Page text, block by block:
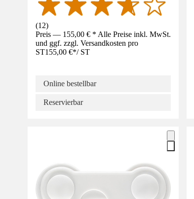
(12)
Preis — 155,00 € * Alle Preise inkl. MwSt.
und ggf. zzgl. Versandkosten pro
ST155,00 €*/ ST
Online bestellbar
Reservierbar